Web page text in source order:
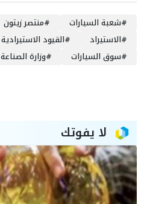
#شعبة السيارات #منتصر زيتون
#الاستيراد #القيود الاستيرادية
#سوق السيارات #وزارة الصناعة
لا يفوتك